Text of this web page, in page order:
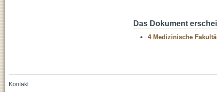
Das Dokument
4 Medizinische
Kontakt